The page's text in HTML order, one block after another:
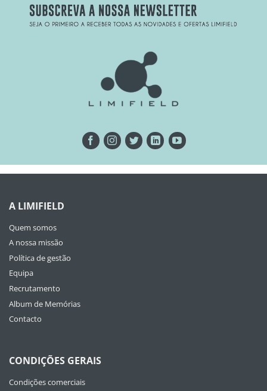
A LIMIFIELD
Quem somos
A nossa missão
Política de gestão
Equipa
Recrutamento
Album de Memórias
Contacto
CONDIÇÕES GERAIS
Condições comerciais